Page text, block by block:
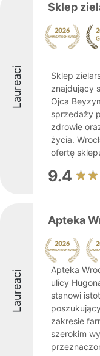
Laureaci
Sklep
Sklep
znajdujący
Ojca
sprzedaży
zdrowie
życia.
ofertę
9.4
Laureaci
Apteka
Apteka
ulicy
stanowi
zakresie
szerokim